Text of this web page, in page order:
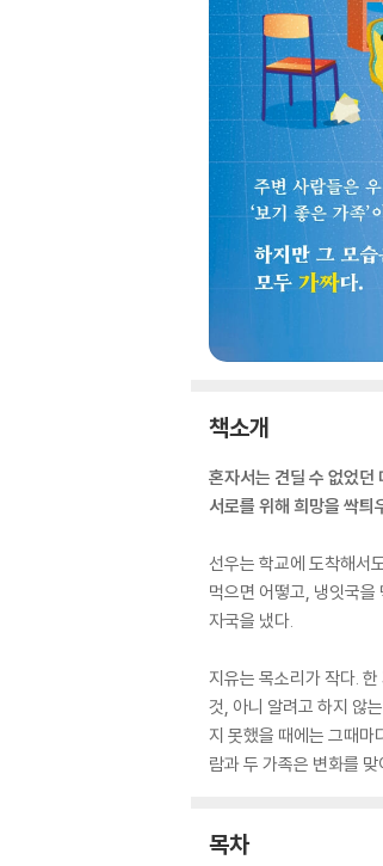
책소개
혼자서는 견딜 수 없었던
서로를 위해 희망을 싹틔
선우는 학교에 도착해서
먹으면 어떻고, 냉잇국을
자국을 냈다.
지유는 목소리가 작다.
것, 아니 알려고 하지 않
지 못했을 때에는 그때마
람과 두 가족은 변화를
목차